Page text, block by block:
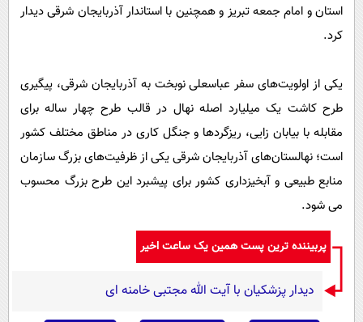
استان و امام جمعه تبریز و همچنین با استاندار آذربایجان شرقی دیدار
کرد.
یکی از اولویت‌های سفر عباسعلی نوبخت به آذربایجان شرقی، پیگیری
طرح کاشت یک میلیارد اصله نهال در قالب طرح چهار ساله برای
مقابله با بیابان زایی، ریزگردها و جنگل کاری در مناطق مختلف کشور
است؛ نهالستان‌های آذربایجان شرقی یکی از ظرفیت‌های بزرگ سازمان
منابع طبیعی و آبخیزداری کشور برای پیشبرد این طرح بزرگ محسوب
می شود.
پربیننده ترین پست همین یک ساعت اخیر
دیدار پزشکیان با آیت الله مجتبی خامنه ای